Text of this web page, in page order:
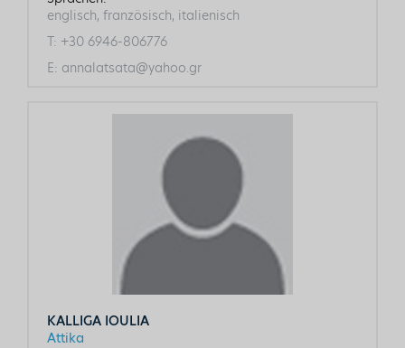
englisch, französisch, italienisch
T: +30 6946-806776
E: annalatsata@yahoo.gr
KALLIGA IOULIA
Attika